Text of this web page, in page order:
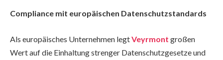
Compliance mit europäischen Datenschutzstandards
Als europäisches Unternehmen legtVeyrmont großen
Wert auf die Einhaltung strenger Datenschutzgesetze und